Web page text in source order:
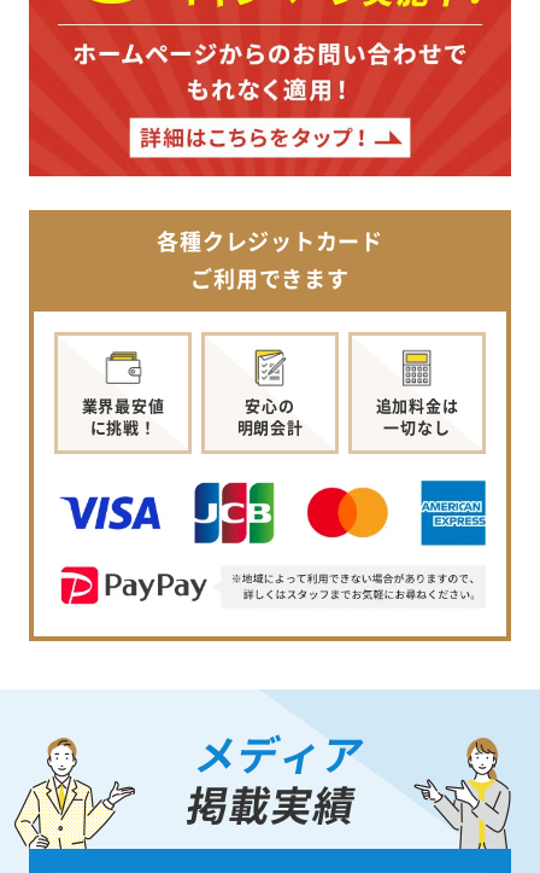
各種クレジットカード
ご利用できます
業界最安値
に挑戦！
安心の
明朗会計
追加料金は
一切なし
メディア
掲載実績